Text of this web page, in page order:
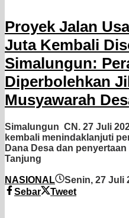
Proyek Jalan
Juta Kembali
Simalungun:
Diperbolehkan
Musyawarah
Simalungun CN. 27 Juli
kembali menindaklanjuti
Dana Desa dan
Tanjung
NASIONAL Senin, 27 Juli
Sebar
Tweet